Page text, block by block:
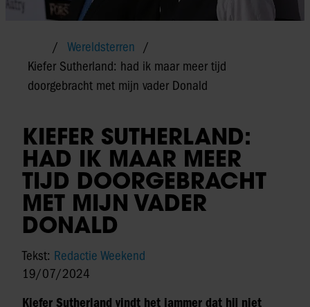
Wereldsterren
Kiefer Sutherland: had ik maar meer tijd
doorgebracht met mijn vader Donald
KIEFER SUTHERLAND:
HAD IK MAAR MEER
TIJD DOORGEBRACHT
MET MIJN VADER
DONALD
Tekst: Redactie Weekend
19/07/2024
Kiefer Sutherland vindt het jammer dat hij niet